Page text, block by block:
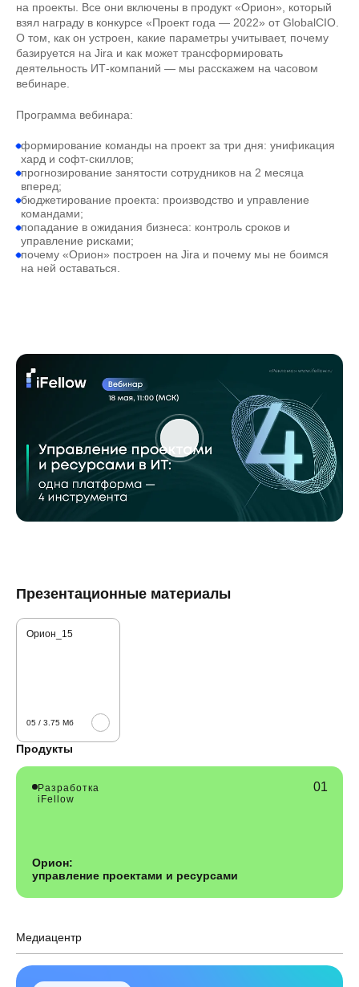
на проекты. Все они включены в продукт «Орион», который
взял награду в конкурсе «Проект года — 2022» от GlobalCIO.
О том, как он устроен, какие параметры учитывает, почему
базируется на Jira и как может трансформировать
деятельность ИТ-компаний — мы расскажем на часовом
вебинаре.
Программа вебинара:
формирование команды на проект за три дня: унификация
хард и софт-скиллов;
прогнозирование занятости сотрудников на 2 месяца
вперед;
бюджетирование проекта: производство и управление
командами;
попадание в ожидания бизнеса: контроль сроков и
управление рисками;
почему «Орион» построен на Jira и почему мы не боимся
на ней оставаться.
Презентационные материалы
Орион_15
05 / 3.75 Мб
Продукты
Разработка
iFellow
Орион:
управление проектами и ресурсами
Медиацентр